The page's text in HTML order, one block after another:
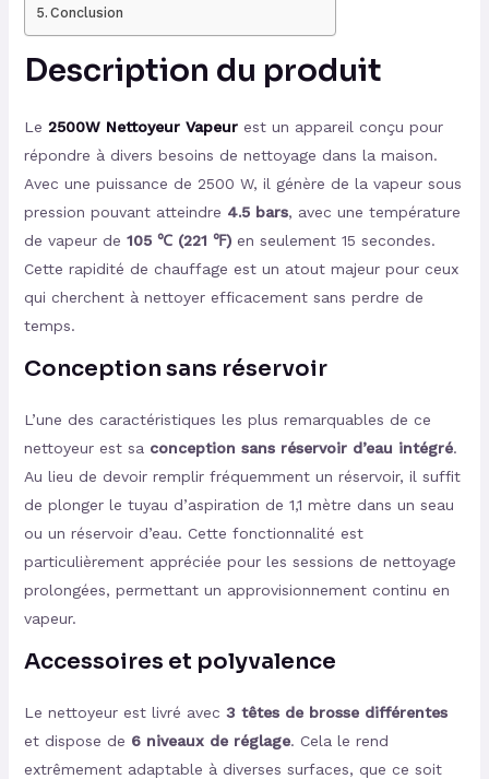
Conclusion
Description du produit
Le 2500W Nettoyeur Vapeurest un appareil conçu pour
répondre à divers besoins de nettoyage dans la maison.
Avec une puissance de 2500 W, il génère de la vapeur sous
pression pouvant atteindre 4.5 bars, avec une température
de vapeur de 105 ℃ (221 ℉)en seulement 15 secondes.
Cette rapidité de chauffage est un atout majeur pour ceux
qui cherchent à nettoyer efficacement sans perdre de
temps.
Conception sans réservoir
L’une des caractéristiques les plus remarquables de ce
nettoyeur est sa conception sans réservoir d’eau intégré.
Au lieu de devoir remplir fréquemment un réservoir, il suffit
de plonger le tuyau d’aspiration de 1,1 mètre dans un seau
ou un réservoir d’eau. Cette fonctionnalité est
particulièrement appréciée pour les sessions de nettoyage
prolongées, permettant un approvisionnement continu en
vapeur.
Accessoires et polyvalence
Le nettoyeur est livré avec 3 têtes de brosse différentes
et dispose de 6 niveaux de réglage. Cela le rend
extrêmement adaptable à diverses surfaces, que ce soit